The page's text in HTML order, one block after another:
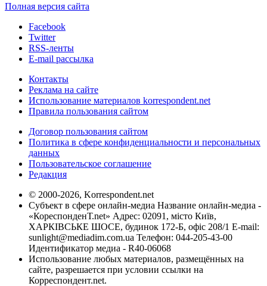
Полная версия сайта
Facebook
Twitter
RSS-ленты
E-mail рассылка
Контакты
Реклама на сайте
Использование материалов korrespondent.net
Правила пользования сайтом
Договор пользования сайтом
Политика в сфере конфиденциальности и персональных
данных
Пользовательское соглашение
Редакция
© 2000-2026, Korrespondent.net
Субъект в сфере онлайн-медиа Название онлайн-медиа -
«КореспонденТ.net» Адрес: 02091, місто Київ,
ХАРКІВСЬКЕ ШОСЕ, будинок 172-Б, офіс 208/1 E-mail:
sunlight@mediadim.com.ua Телефон: 044-205-43-00
Идентификатор медиа - R40-06068
Использование любых материалов, размещённых на
сайте, разрешается при условии ссылки на
Корреспондент.net.